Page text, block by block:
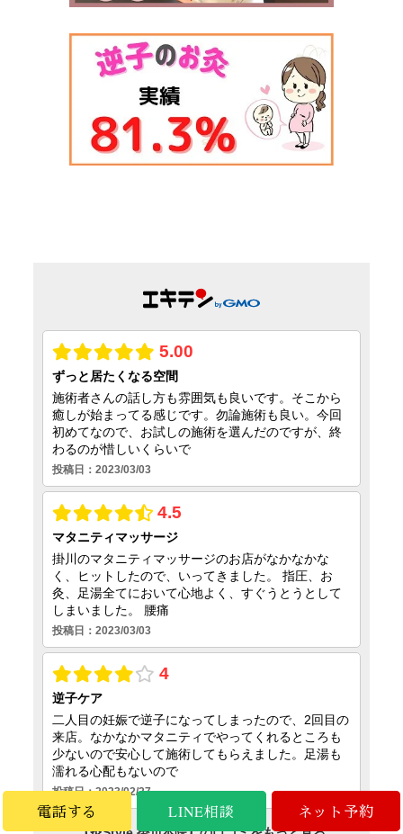
電話する LINE相談 ネット予約
電話する LINE相談 ネット予約